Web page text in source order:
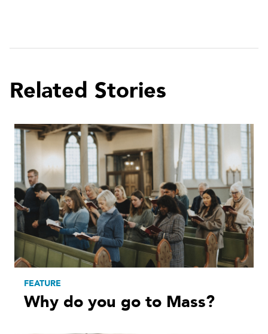
Related Stories
FEATURE
Why do you go to Mass?